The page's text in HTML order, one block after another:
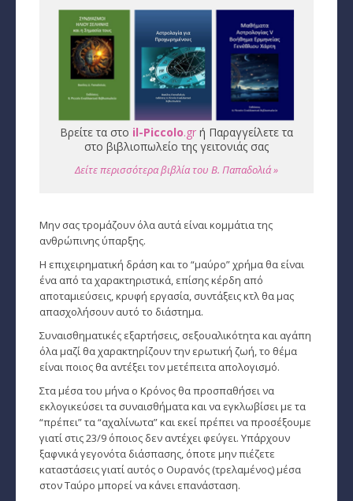
Εύρεση Ωροσκόπου
Αστρολογικός Χάρτης
­Τα Άστρα αλλιώς
Ζώδια και διασκέσαση
Ζώδια και δυσκολίες
Ζώδια και μόδα
­Ζώδια και ταξίδια
­Ζώδια και οικογένεια
­Ζώδια και αθλητισμός
­Ζώδια και διάσημοι
Βρείτε τα στο il-Piccolo.gr ή Παραγγείλετε τα
στο βιβλιοπωλείο της γειτονιάς σας
Δείτε περισσότερα βιβλία του Β. Παπαδολιά »
Μην σας τρομάζουν όλα αυτά είναι κομμάτια της
ανθρώπινης ύπαρξης.
Η επιχειρηματική δράση και το “μαύρο” χρήμα θα είναι
ένα από τα χαρακτηριστικά, επίσης κέρδη από
αποταμιεύσεις, κρυφή εργασία, συντάξεις κτλ θα μας
απασχολήσουν αυτό το διάστημα.
Συναισθηματικές εξαρτήσεις, σεξουαλικότητα και αγάπη
όλα μαζί θα χαρακτηρίζουν την ερωτική ζωή, το θέμα
είναι ποιος θα αντέξει τον μετέπειτα απολογισμό.
Στα μέσα του μήνα ο Κρόνος θα προσπαθήσει να
εκλογικεύσει τα συναισθήματα και να εγκλωβίσει με τα
“πρέπει” τα “αχαλίνωτα” και εκεί πρέπει να προσέξουμε
γιατί στις 23/9 όποιος δεν αντέχει φεύγει. Υπάρχουν
ξαφνικά γεγονότα διάσπασης, όποτε μην πιέζετε
καταστάσεις γιατί αυτός ο Ουρανός (τρελαμένος) μέσα
στον Ταύρο μπορεί να κάνει επανάσταση.